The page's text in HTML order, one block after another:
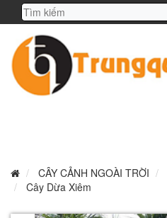
CÂY CẢNH NGOÀI TRỜI
Cây Dừa Xiêm